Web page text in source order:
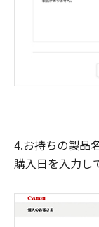
4.お持ちの製品
購入日を入力し